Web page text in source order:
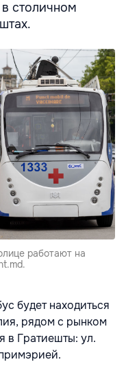
столичном
работают на
будет находиться
рядом с рынком
в Гратиешты: ул.